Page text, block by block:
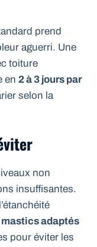
prend
aguerri. Une
toiture
en 2 à 3 jours par
selon la
non
insuffisantes.
mastics adaptés
pour éviter les